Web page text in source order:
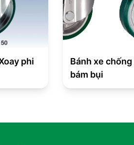
phi
Bánh xe chống
bám bụi